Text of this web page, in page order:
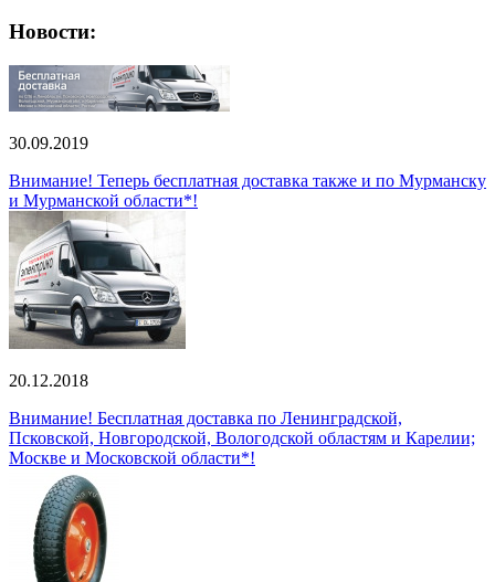
Новости:
30.09.2019
Внимание! Теперь бесплатная доставка также и по Мурманску
и Мурманской области*!
20.12.2018
Внимание! Бесплатная доставка по Ленинградской,
Псковской, Новгородской, Вологодской областям и Карелии;
Москве и Московской области*!